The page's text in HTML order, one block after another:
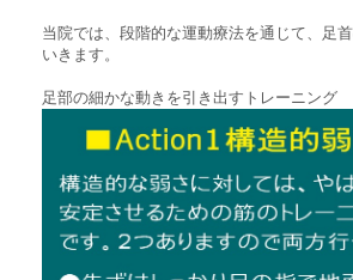
当院では、段階的な運動療法を通じて、足
いきます。
足部の細かな動きを引き出すトレーニング